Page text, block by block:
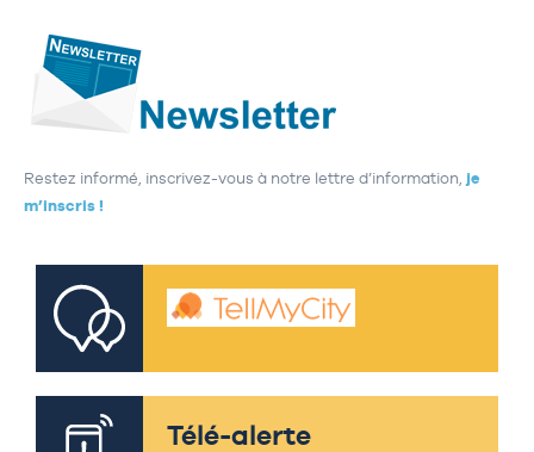
Restez informé, inscrivez-vous à notre lettre d’information, je
m’inscris !
Télé-alerte